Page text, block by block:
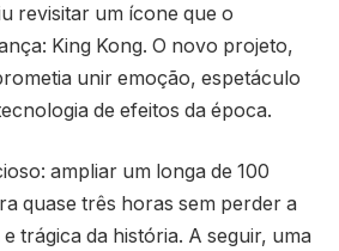
revisitar um ícone que o
King Kong. O novo projeto,
unir emoção, espetáculo
de efeitos da época.
ampliar um longa de 100
quase três horas sem perder a
trágica da história. A seguir, uma